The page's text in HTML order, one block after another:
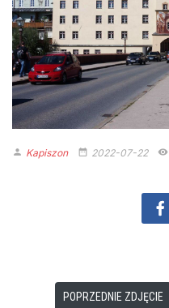
person Kapiszon date_range 2022-07-22 remove_red_eye
POPRZEDNIE ZDJĘCIE